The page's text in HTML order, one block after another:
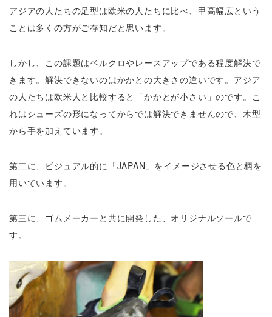
アジアの人たちの足型は欧米の人たちに比べ、甲高幅広という
ことは多くの方がご存知だと思います。
しかし、この課題はベルクロやレースアップである程度解決で
きます。解決できないのはかかとの大きさの違いです。アジア
の人たちは欧米人と比較すると「かかとが小さい」のです。こ
れはシューズの形になってからでは解決できませんので、木型
から手を加えています。
第二に、ビジュアル的に「JAPAN」をイメージさせる色と柄を
用いています。
第三に、ゴムメーカーと共に開発した、オリジナルソールで
す。